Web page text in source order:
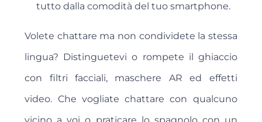
tutto dalla comodità del tuo smartphone.
Volete chattare ma non condividete la stessa
lingua? Distinguetevi o rompete il ghiaccio
con filtri facciali, maschere AR ed effetti
video. Che vogliate chattare con qualcuno